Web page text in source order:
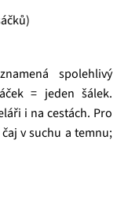
spolehlivý
= jeden šálek.
i na cestách. Pro
v suchu a temnu;